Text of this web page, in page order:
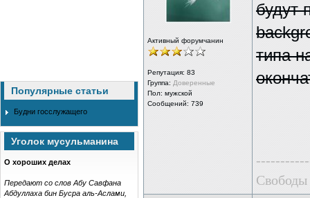
Популярные статьи
Будни госслужащего
Уголок мусульманина
О хороших делах
Передают со слов Абу Савфана
Абдуллаха бин Бусра аль-Аслами,
Активный форумчанин
Репутация: 83
Группа: Доверенные
Пол: мужской
Сообщений: 739
будут
типа
Свободы